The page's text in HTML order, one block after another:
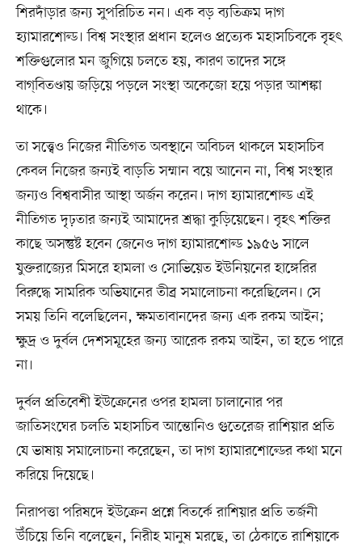
শিরদাঁড়ার জন্য সুপরিচিত নন। এক বড় ব্যতিক্রম দাগ
হ্যামারশোল্ড। বিশ্ব সংস্থার প্রধান হলেও প্রত্যেক মহাসচিবকে বৃহৎ
শক্তিগুলোর মন জুগিয়ে চলতে হয়, কারণ তাদের সঙ্গে
বাগ্‌বিতণ্ডায় জড়িয়ে পড়লে সংস্থা অকেজো হয়ে পড়ার আশঙ্কা
থাকে।
তা সত্ত্বেও নিজের নীতিগত অবস্থানে অবিচল থাকলে মহাসচিব
কেবল নিজের জন্যই বাড়তি সম্মান বয়ে আনেন না, বিশ্ব সংস্থার
জন্যও বিশ্ববাসীর আস্থা অর্জন করেন। দাগ হ্যামারশোল্ড এই
নীতিগত দৃঢ়তার জন্যই আমাদের শ্রদ্ধা কুড়িয়েছেন। বৃহৎ শক্তির
কাছে অসন্তুষ্ট হবেন জেনেও দাগ হ্যামারশোল্ড ১৯৫৬ সালে
যুক্তরাজ্যের মিসরে হামলা ও সোভিয়েত ইউনিয়নের হাঙ্গেরির
বিরুদ্ধে সামরিক অভিযানের তীব্র সমালোচনা করেছিলেন। সে
সময় তিনি বলেছিলেন, ক্ষমতাবানদের জন্য এক রকম আইন;
ক্ষুদ্র ও দুর্বল দেশসমূহের জন্য আরেক রকম আইন, তা হতে পারে
না।
দুর্বল প্রতিবেশী ইউক্রেনের ওপর হামলা চালানোর পর
জাতিসংঘের চলতি মহাসচিব আন্তোনিও গুতেরেজ রাশিয়ার প্রতি
যে ভাষায় সমালোচনা করেছেন, তা দাগ হ্যামারশোল্ডের কথা মনে
করিয়ে দিয়েছে।
নিরাপত্তা পরিষদে ইউক্রেন প্রশ্নে বিতর্কে রাশিয়ার প্রতি তর্জনী
উঁচিয়ে তিনি বলেছেন, নিরীহ মানুষ মরছে, তা ঠেকাতে রাশিয়াকে